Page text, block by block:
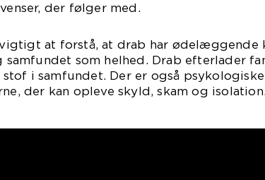
der følger med.
at forstå, at drab har ødelæggende
samfundet som helhed. Drab efterlader
stof i samfundet. Der er også
der kan opleve skyld, skam og isolation.